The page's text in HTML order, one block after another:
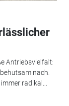
Antriebsvielfalt:
nach.
radikal...